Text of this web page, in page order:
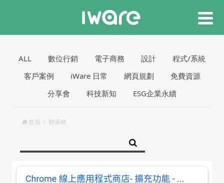
ALL 數位行銷 電子商務 設計
程式/系統
客戶案例
iWare 日常 網頁規劃
免費資源
分享會
科技新知 ESG企業永續
首頁 部落格